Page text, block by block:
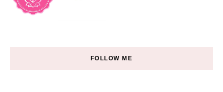
FOLLOW ME